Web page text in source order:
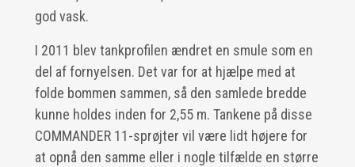
god vask.
I 2011 blev tankprofilen ændret en smule som en
del af fornyelsen. Det var for at hjælpe med at
folde bommen sammen, så den samlede bredde
kunne holdes inden for 2,55 m. Tankene på disse
COMMANDER 11-sprøjter vil være lidt højere for
at opnå den samme eller i nogle tilfælde en større